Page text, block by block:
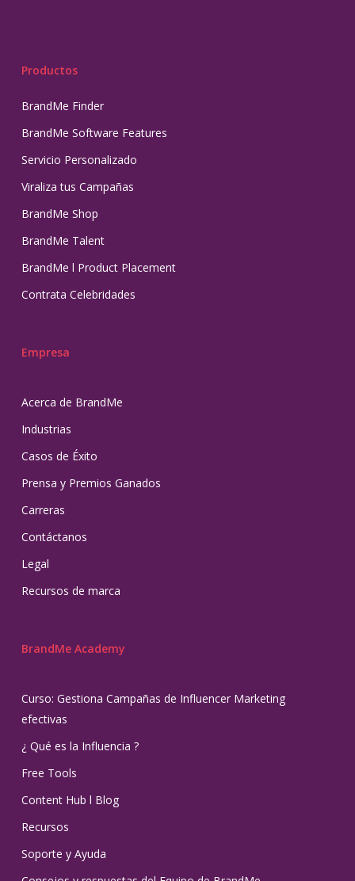
Productos
BrandMe Finder
BrandMe Software Features
Servicio Personalizado
Viraliza tus Campañas
BrandMe Shop
BrandMe Talent
BrandMe l Product Placement
Contrata Celebridades
Empresa
Acerca de BrandMe
Industrias
Casos de Éxito
Prensa y Premios Ganados
Carreras
Contáctanos
Legal
Recursos de marca
BrandMe Academy
Curso: Gestiona Campañas de Influencer Marketing
efectivas
¿ Qué es la Influencia ?
Free Tools
Content Hub l Blog
Recursos
Soporte y Ayuda